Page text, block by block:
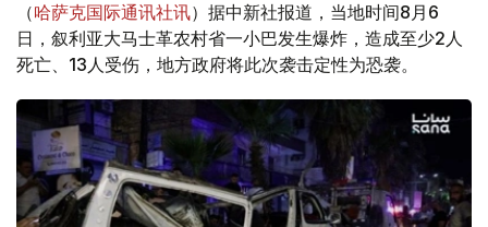
（哈萨克国际通讯社讯）据中新社报道，当地时间8月6
日，叙利亚大马士革农村省一小巴发生爆炸，造成至少2人
死亡、13人受伤，地方政府将此次袭击定性为恐袭。